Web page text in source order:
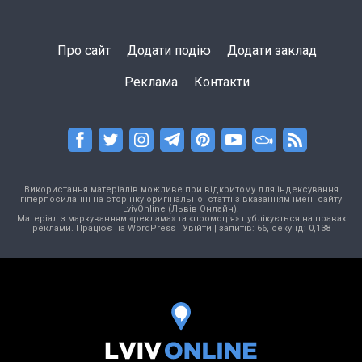
Про сайт Додати подію Додати заклад
Реклама Контакти
Використання матеріалів можливе при відкритому для індексування
гіперпосиланні на сторінку оригінальної статті з вказанням імені сайту
LvivOnline (Львів Онлайн).
Матеріал з маркуванням «реклама» та «промоція» публікується на правах
реклами. Працює на WordPress| Увійти | запитів: 66, секунд: 0,138